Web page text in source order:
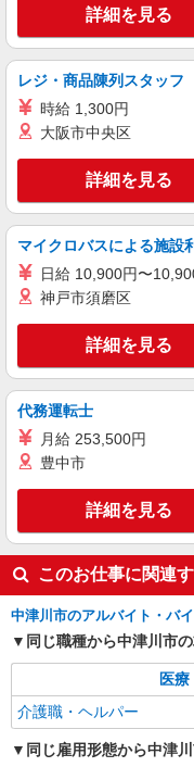
詳細を見る
レジ・商品陳列スタッフ
時給 1,300円
大阪市中央区
詳細を見る
マイクロバスによる施設
日給 10,900円〜
神戸市須磨区
詳細を見る
代務運転士
月給 253,500円
豊中市
詳細を見る
このお仕事に関連
中津川市のアルバイト・バ
同じ職種から中津川市
医
介護職・ヘルパー
同じ雇用形態から中津